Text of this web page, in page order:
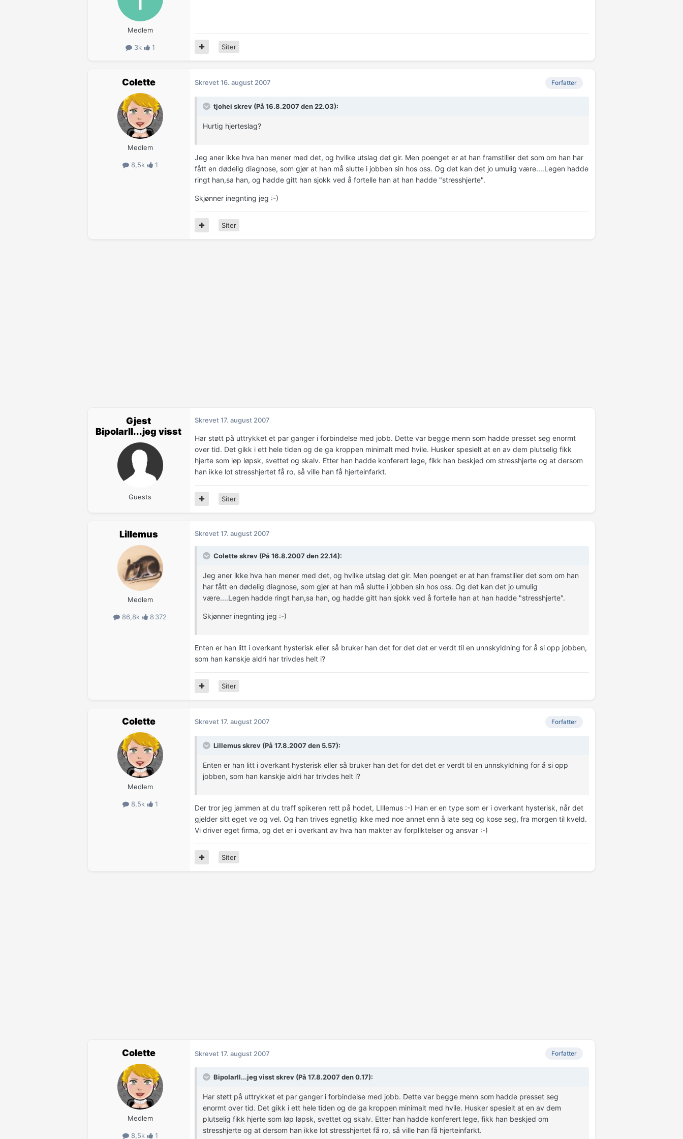
Medlem
3k 1 Siter
Colette
Medlem
8,5k 1
Forfatter
Skrevet16. august 2007
tjohei skrev (På 16.8.2007 den 22.03):
Hurtig hjerteslag?
Jeg aner ikke hva han mener med det, og hvilke utslag det gir. Men poenget er at han framstiller det som om han har
fått en dødelig diagnose, som gjør at han må slutte i jobben sin hos oss. Og det kan det jo umulig være....Legen hadde
ringt han,sa han, og hadde gitt han sjokk ved å fortelle han at han hadde "stresshjerte".
Skjønner inegnting jeg :-)
Siter
Gjest
BipolarII...jeg visst
Guests
Skrevet17. august 2007
Har støtt på uttrykket et par ganger i forbindelse med jobb. Dette var begge menn som hadde presset seg enormt
over tid. Det gikk i ett hele tiden og de ga kroppen minimalt med hvile. Husker spesielt at en av dem plutselig fikk
hjerte som løp løpsk, svettet og skalv. Etter han hadde konferert lege, fikk han beskjed om stresshjerte og at dersom
han ikke lot stresshjertet få ro, så ville han få hjerteinfarkt.
Siter
Lillemus
Medlem
86,8k 8 372
Skrevet17. august 2007
Colette skrev (På 16.8.2007 den 22.14):
Jeg aner ikke hva han mener med det, og hvilke utslag det gir. Men poenget er at han framstiller det som om han
har fått en dødelig diagnose, som gjør at han må slutte i jobben sin hos oss. Og det kan det jo umulig
være....Legen hadde ringt han,sa han, og hadde gitt han sjokk ved å fortelle han at han hadde "stresshjerte".
Skjønner inegnting jeg :-)
Enten er han litt i overkant hysterisk eller så bruker han det for det det er verdt til en unnskyldning for å si opp jobben,
som han kanskje aldri har trivdes helt i?
Siter
Colette
Medlem
8,5k 1
Forfatter
Skrevet17. august 2007
Lillemus skrev (På 17.8.2007 den 5.57):
Enten er han litt i overkant hysterisk eller så bruker han det for det det er verdt til en unnskyldning for å si opp
jobben, som han kanskje aldri har trivdes helt i?
Der tror jeg jammen at du traff spikeren rett på hodet, LIllemus :-) Han er en type som er i overkant hysterisk, når det
gjelder sitt eget ve og vel. Og han trives egnetlig ikke med noe annet enn å late seg og kose seg, fra morgen til kveld.
Vi driver eget firma, og det er i overkant av hva han makter av forpliktelser og ansvar :-)
Siter
Colette
Medlem
8,5k 1
Forfatter
Skrevet17. august 2007
BipolarII...jeg visst skrev (På 17.8.2007 den 0.17):
Har støtt på uttrykket et par ganger i forbindelse med jobb. Dette var begge menn som hadde presset seg
enormt over tid. Det gikk i ett hele tiden og de ga kroppen minimalt med hvile. Husker spesielt at en av dem
plutselig fikk hjerte som løp løpsk, svettet og skalv. Etter han hadde konferert lege, fikk han beskjed om
stresshjerte og at dersom han ikke lot stresshjertet få ro, så ville han få hjerteinfarkt.